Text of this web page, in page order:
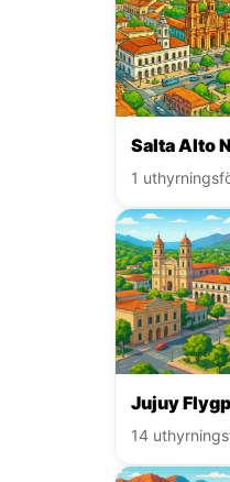
Salta Alto
1
Jujuy
14